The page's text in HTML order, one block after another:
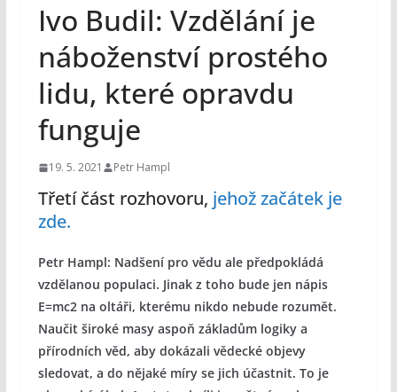
Ivo Budil: Vzdělání je
náboženství prostého
lidu, které opravdu
funguje
19. 5. 2021 Petr Hampl
Třetí část rozhovoru, jehož začátek je
zde.
Petr Hampl: Nadšení pro vědu ale předpokládá
vzdělanou populaci. Jinak z toho bude jen nápis
E=mc2 na oltáři, kterému nikdo nebude rozumět.
Naučit široké masy aspoň základům logiky a
přírodních věd, aby dokázali vědecké objevy
sledovat, a do nějaké míry se jich účastnit. To je